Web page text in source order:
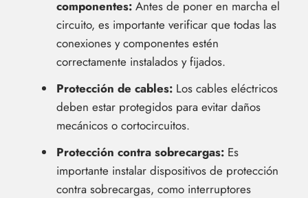
componentes: Antes de poner en marcha el
circuito, es importante verificar que todas las
conexiones y componentes estén
correctamente instalados y fijados.
Protección de cables: Los cables eléctricos
deben estar protegidos para evitar daños
mecánicos o cortocircuitos.
Protección contra sobrecargas: Es
importante instalar dispositivos de protección
contra sobrecargas, como interruptores